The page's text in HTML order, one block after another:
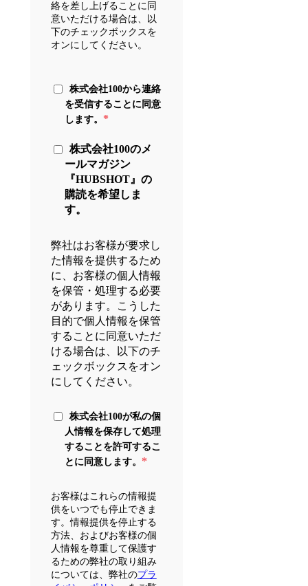
絡を差し上げることに同
意いただける場合は、以
下のチェックボックスを
オンにしてください。
株式会社100から連絡
を受信することに同意
します。 *
株式会社100のメ
ールマガジン
『HUBSHOT』の
購読を希望しま
す。
弊社はお客様が要求し
た情報を提供するため
に、お客様の個人情報
を保管・処理する必要
があります。こうした
目的で個人情報を保管
することに同意いただ
ける場合は、以下のチ
ェックボックスをオン
にしてください。
株式会社100が私の個
人情報を保存して処理
することを許可するこ
とに同意します。 *
お客様はこれらの情報提
供をいつでも停止できま
す。情報提供を停止する
方法、およびお客様の個
人情報を尊重して保護す
るための弊社の取り組み
については、弊社のプラ